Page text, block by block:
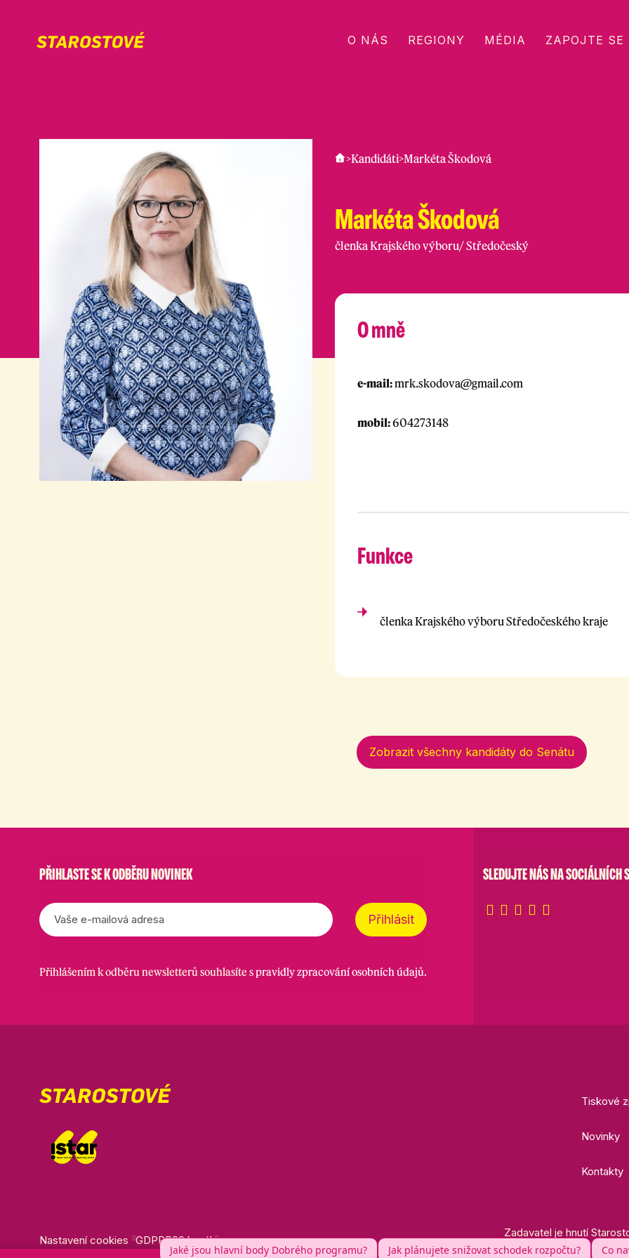
O NÁS REGIONY MÉDIA ZAPOJTE SE
>Kandidáti>Markéta Škodová
Markéta Škodová
členka Krajského výboru/Středočeský
O mně
e-mail:mrk.skodova@gmail.com
mobil:604273148
Funkce
členka Krajského výboru Středočeského kraje
Zobrazit všechny kandidáty do Senátu
PŘIHLASTE SE K ODBĚRU NOVINEK
E-
mail
Přihlásit
Přihlášením k odběru newsletterů souhlasíte spravidly zpracování osobních údajů.
SLEDUJTE NÁS NA SOCIÁLNÍCH
Tiskové
Novinky
Kontakty
Nastavení cookies GDPRRSS kanál
Zadavatel je hnutí